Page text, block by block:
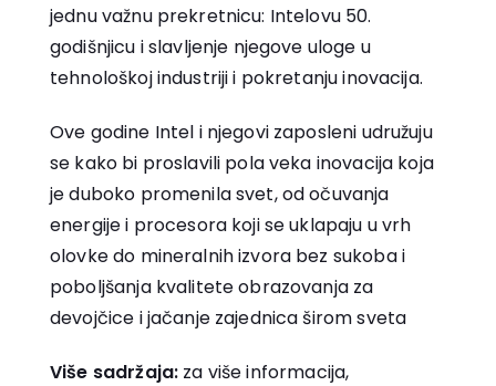
jednu važnu prekretnicu: Intelovu 50.
godišnjicu i slavljenje njegove uloge u
tehnološkoj industriji i pokretanju inovacija.
Ove godine Intel i njegovi zaposleni udružuju
se kako bi proslavili pola veka inovacija koja
je duboko promenila svet, od očuvanja
energije i procesora koji se uklapaju u vrh
olovke do mineralnih izvora bez sukoba i
poboljšanja kvalitete obrazovanja za
devojčice i jačanje zajednica širom sveta
Više sadržaja: za više informacija,